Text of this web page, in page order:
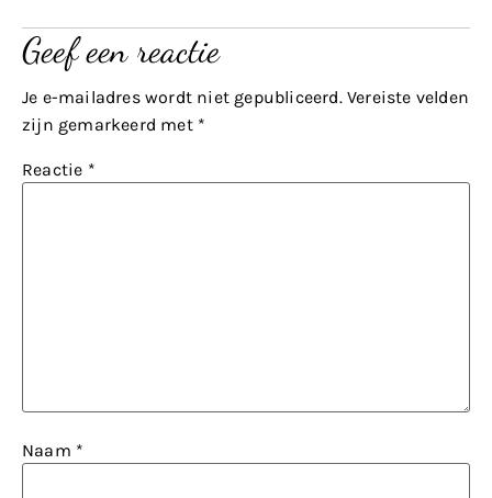
Geef een reactie
Je e-mailadres wordt niet gepubliceerd. Vereiste velden
zijn gemarkeerd met *
Reactie *
Naam *